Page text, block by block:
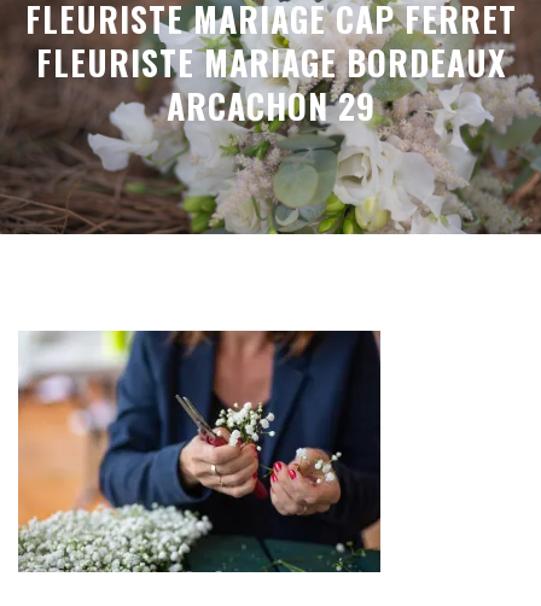
FLEURISTE MARIAGE CAP FERRET
FLEURISTE MARIAGE BORDEAUX
ARCACHON 29